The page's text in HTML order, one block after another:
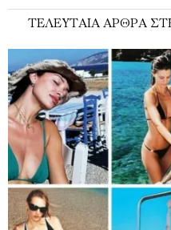
ΤΕΛΕΥΤΑΊΑ ΆΡΘΡΑ